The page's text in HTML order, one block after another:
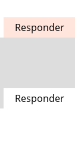
Responder
Responder